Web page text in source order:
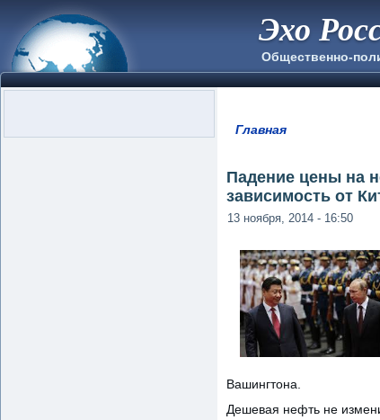
Эхо
Общественно-
Главная
Падение цены на
зависимость от
13 ноября, 2014 - 16:50
Вашингтона.
Дешевая нефть не